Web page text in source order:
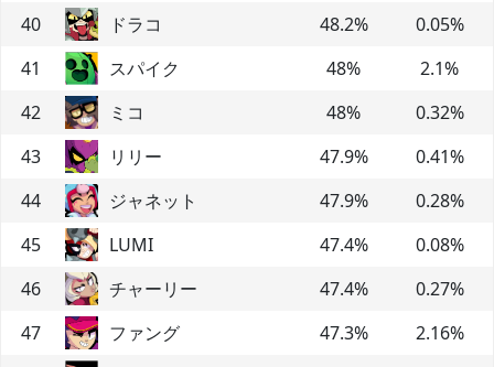
40
ドラコ 48.2% 0.05%
41
スパイク 48% 2.1%
42
ミコ 48% 0.32%
43
リリー 47.9% 0.41%
44
ジャネット 47.9% 0.28%
45
LUMI 47.4% 0.08%
46
チャーリー 47.4% 0.27%
47
ファング 47.3% 2.16%